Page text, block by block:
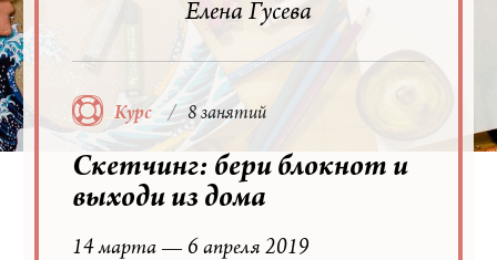
Елена Гусева
Курс 8 занятий
Скетчинг: бери блокнот и
выходи из дома
14 марта — 6 апреля 2019